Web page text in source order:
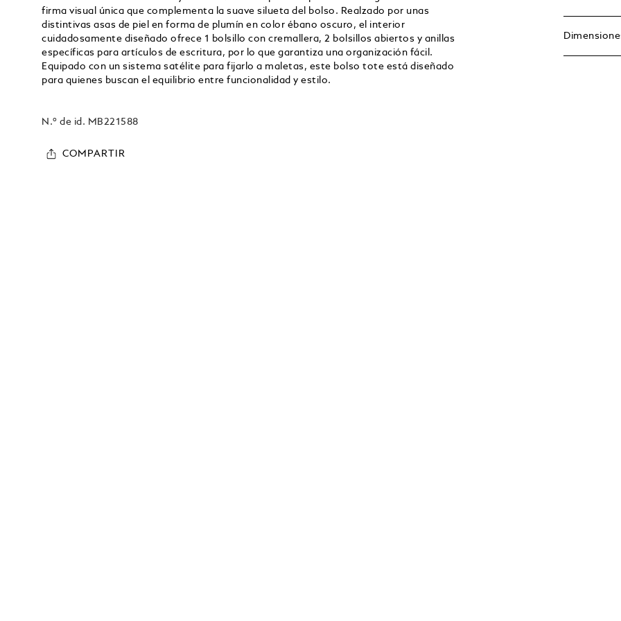
firma visual única que complementa la suave silueta del bolso. Realzado por unas
distintivas asas de piel en forma de plumín en color ébano oscuro, el interior
cuidadosamente diseñado ofrece 1 bolsillo con cremallera, 2 bolsillos abiertos y anillas
específicas para artículos de escritura, por lo que garantiza una organización fácil.
Equipado con un sistema satélite para fijarlo a maletas, este bolso tote está diseñado
para quienes buscan el equilibrio entre funcionalidad y estilo.
N.º de id. MB221588
COMPARTIR